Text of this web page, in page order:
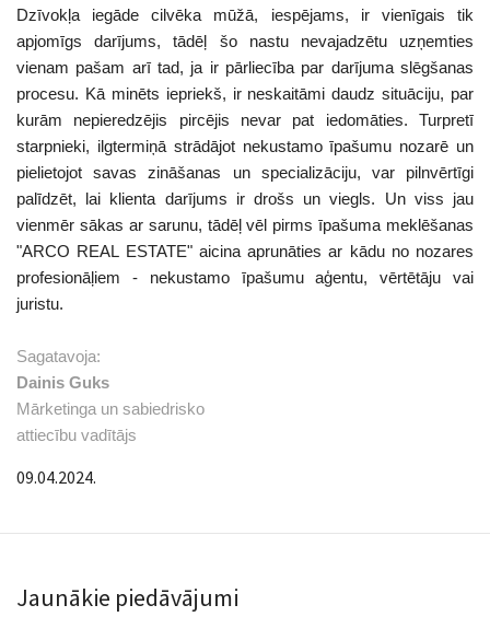
Dzīvokļa iegāde cilvēka mūžā, iespējams, ir vienīgais tik
apjomīgs darījums, tādēļ šo nastu nevajadzētu uzņemties
vienam pašam arī tad, ja ir pārliecība par darījuma slēgšanas
procesu. Kā minēts iepriekš, ir neskaitāmi daudz situāciju, par
kurām nepieredzējis pircējis nevar pat iedomāties. Turpretī
starpnieki, ilgtermiņā strādājot nekustamo īpašumu nozarē un
pielietojot savas zināšanas un specializāciju, var pilnvērtīgi
palīdzēt, lai klienta darījums ir drošs un viegls. Un viss jau
vienmēr sākas ar sarunu, tādēļ vēl pirms īpašuma meklēšanas
"ARCO REAL ESTATE" aicina aprunāties ar kādu no nozares
profesionāļiem - nekustamo īpašumu aģentu, vērtētāju vai
juristu.
Sagatavoja:
Dainis Guks
Mārketinga un sabiedrisko
attiecību vadītājs
09.04.2024.
Jaunākie piedāvājumi